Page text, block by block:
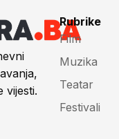
vijesti.
Rubrike
Film
Muzika
Teatar
Festivali